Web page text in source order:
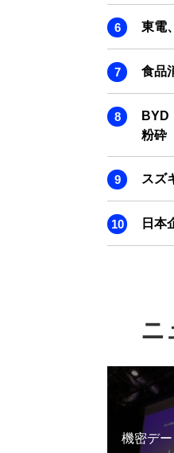
東電
食品
BYD
粉砕
スズ
日本
ニ
機密デ